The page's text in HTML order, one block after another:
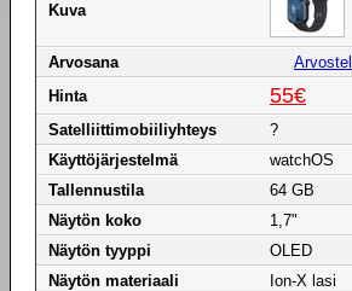
Kuva
Arvosana
Hinta
55€
Satelliittimobiiliyhteys
?
Käyttöjärjestelmä
watchOS
Tallennustila
64 GB
Näytön koko
1,7"
Näytön tyyppi
OLED
Näytön materiaali
Ion-X lasi